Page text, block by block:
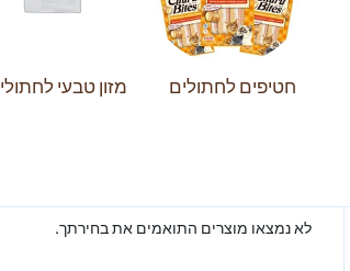
חטיפים לחתולים מזון טבעי
לא נמצאו מוצרים התואמים את בחירתך.